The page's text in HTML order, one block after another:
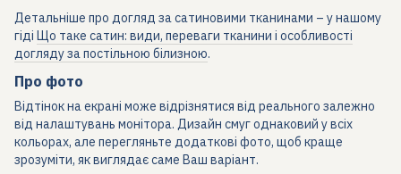
Детальніше про догляд за сатиновими тканинами – у нашому
гіді Що таке сатин: види, переваги тканини і особливості
догляду за постільною білизною.
Про фото
Відтінок на екрані може відрізнятися від реального залежно
від налаштувань монітора. Дизайн смуг однаковий у всіх
кольорах, але перегляньте додаткові фото, щоб краще
зрозуміти, як виглядає саме Ваш варіант.